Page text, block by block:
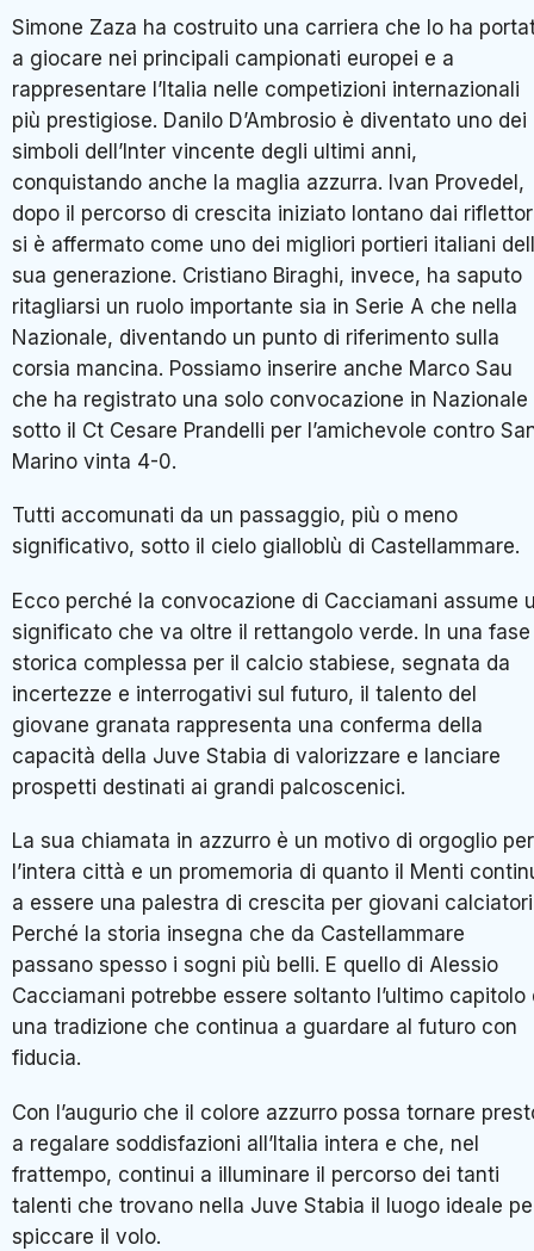
Simone Zaza ha costruito una carriera che lo ha
a giocare nei principali campionati europei e a
rappresentare l’Italia nelle competizioni internazionali
più prestigiose. Danilo D’Ambrosio è diventato uno dei
simboli dell’Inter vincente degli ultimi anni,
conquistando anche la maglia azzurra. Ivan Provedel,
dopo il percorso di crescita iniziato lontano dai
si è affermato come uno dei migliori portieri italiani
sua generazione. Cristiano Biraghi, invece, ha saputo
ritagliarsi un ruolo importante sia in Serie A che nella
Nazionale, diventando un punto di riferimento sulla
corsia mancina. Possiamo inserire anche Marco Sau
che ha registrato una solo convocazione in Nazionale
sotto il Ct Cesare Prandelli per l’amichevole contro
Marino vinta 4-0.
Tutti accomunati da un passaggio, più o meno
significativo, sotto il cielo gialloblù di Castellammare.
Ecco perché la convocazione di Cacciamani assume
significato che va oltre il rettangolo verde. In una fase
storica complessa per il calcio stabiese, segnata da
incertezze e interrogativi sul futuro, il talento del
giovane granata rappresenta una conferma della
capacità della Juve Stabia di valorizzare e lanciare
prospetti destinati ai grandi palcoscenici.
La sua chiamata in azzurro è un motivo di orgoglio per
l’intera città e un promemoria di quanto il Menti
a essere una palestra di crescita per giovani
Perché la storia insegna che da Castellammare
passano spesso i sogni più belli. E quello di Alessio
Cacciamani potrebbe essere soltanto l’ultimo capitolo
una tradizione che continua a guardare al futuro con
fiducia.
Con l’augurio che il colore azzurro possa tornare
a regalare soddisfazioni all’Italia intera e che, nel
frattempo, continui a illuminare il percorso dei tanti
talenti che trovano nella Juve Stabia il luogo ideale
spiccare il volo.